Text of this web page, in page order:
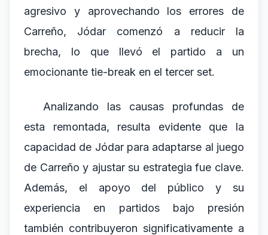
agresivo y aprovechando los errores de
Carreño, Jódar comenzó a reducir la
brecha, lo que llevó el partido a un
emocionante tie-break en el tercer set.
Analizando las causas profundas de
esta remontada, resulta evidente que la
capacidad de Jódar para adaptarse al juego
de Carreño y ajustar su estrategia fue clave.
Además, el apoyo del público y su
experiencia en partidos bajo presión
también contribuyeron significativamente a